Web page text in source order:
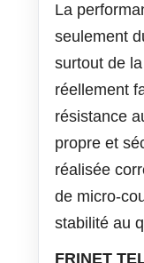
La
seulement
surtout de
réellement
résistance
propre et
réalisée
de micro-
stabilité au
FRINET